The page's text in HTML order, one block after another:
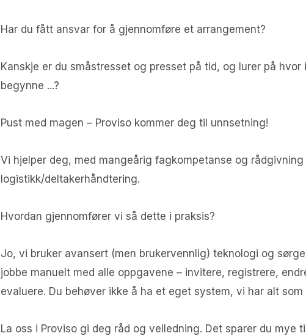
Har du fått ansvar for å gjennomføre et arrangement?
Kanskje er du småstresset og presset på tid, og lurer på hvor
begynne ...?
Pust med magen – Proviso kommer deg til unnsetning!
Vi hjelper deg, med mangeårig fagkompetanse og rådgivning
logistikk/deltakerhåndtering.
Hvordan gjennomfører vi så dette i praksis?
Jo, vi bruker avansert (men brukervennlig) teknologi og
jobbe manuelt med alle oppgavene – invitere, registrere,
evaluere. Du behøver ikke å ha et eget system, vi har alt som
La oss i Proviso gi deg råd og veiledning. Det sparer du mye